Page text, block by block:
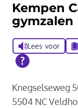
Kempen
gymzalen
Lees voor
Knegselseweg
5504 NC